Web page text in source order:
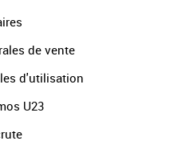
de vente
d'utilisation
U23